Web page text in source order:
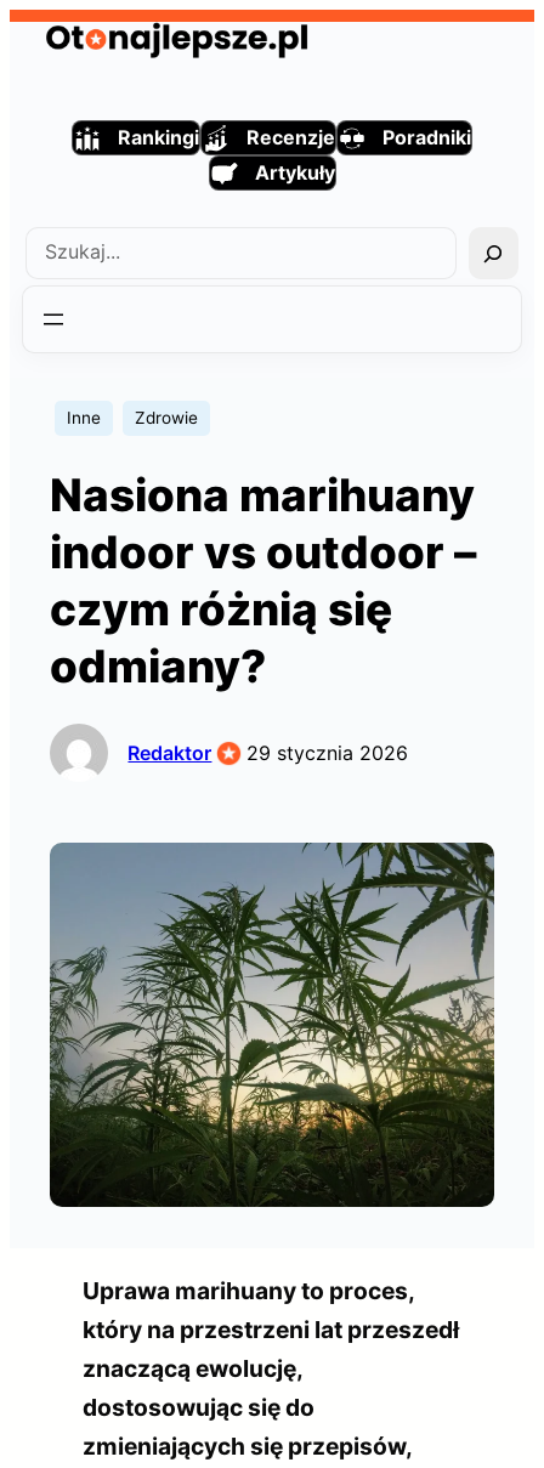
Przejdź
Rankingi Recenzje
Poradniki
Artykuły
Szukaj
Inne Zdrowie
Nasiona marihuany
indoor vs outdoor –
czym różnią się
odmiany?
Redaktor 29 stycznia 2026
Uprawa marihuany to proces,
który na przestrzeni lat przeszedł
znaczącą ewolucję,
dostosowując się do
zmieniających się przepisów,